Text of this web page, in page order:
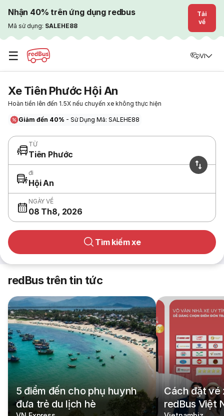
Nhận 40% trên ứng dụng redbus
Mã sử dụng: SALEHE88
Tải
về
☰ VI
Xe Tiên Phước Hội An
Hoàn tiền lên đến 1.5X nếu chuyến xe không thực hiện
Giảm đến 40% - Sử Dụng Mã: SALEHE88
TỪ
Tiên Phước
đi
Hội An
NGÀY VỀ
08 Th8, 2026
Tìm kiếm xe
redBus trên tin tức
5 điểm đến cho phụ huynh
đưa trẻ du lịch hè
Cách đặt vé
redBus Việt